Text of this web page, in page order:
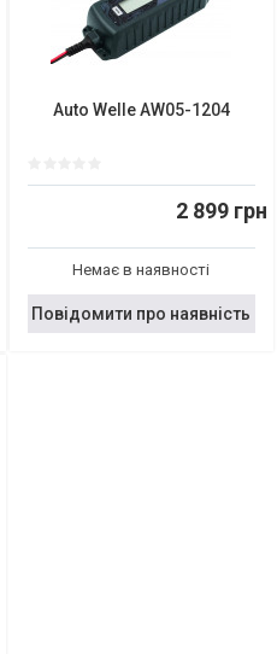
Auto Welle AW05-1204
2 899 грн
Немає в наявності
Повідомити про наявність